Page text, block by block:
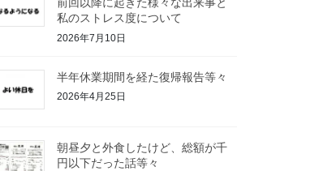
私のストレス度について
2026年7月10日
半年休業期間を経た復帰報告等々
2026年4月25日
朝昼夕と外食したけど、総額が千
円以下だった話等々